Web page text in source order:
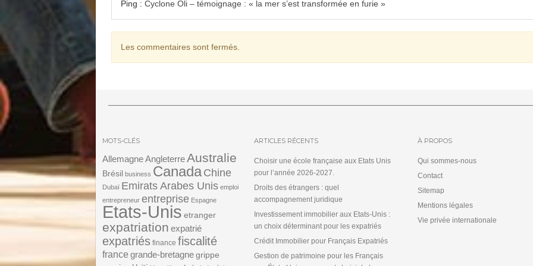
Ping : Cyclone Oli – témoignage : « la mer s’est transformée en furie »
Les commentaires sont fermés.
MOTS-CLÉS
AllemagneAngleterreAustralie
Brésil business CanadaChine
Dubaï Emirats Arabes Unis emploi
entrepreneur entreprise Espagne
Etats-Unis etranger
expatriation expatrié
expatriés finance fiscalité
france grande-bretagnegrippe
ARTICLES RÉCENTS
Choisir une école française aux Etats Unis
pour l’année 2026-2027.
Droits des étrangers : quel
accompagnement juridique
Investissement immobilier aux Etats-Unis :
un choix déterminant pour les expatriés
Crédit Immobilier pour Français Expatriés
Gestion de patrimoine pour les Français
À PROPOS
Qui sommes-nous
Contact
Sitemap
Mentions légales
Vie privée internationale